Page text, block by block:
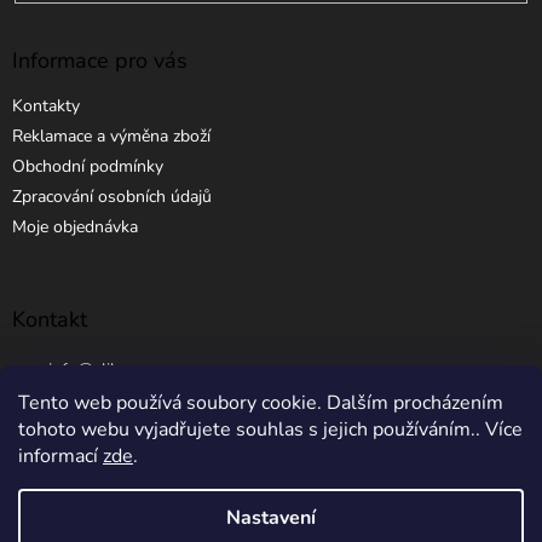
Tento web používá soubory cookie. Dalším procházením
tohoto webu vyjadřujete souhlas s jejich používáním.. Více
informacízde.
Nastavení
Informace pro vás
Kontakty
Reklamace a výměna zboží
Obchodní podmínky
Zpracování osobních údajů
Moje objednávka
Kontakt
info @ elibros.cz
+420 734 184 444